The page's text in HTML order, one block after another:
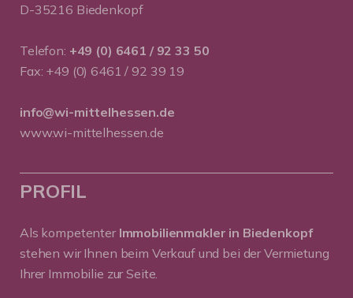
D-35216 Biedenkopf
Telefon: +49 (0) 6461 / 92 33 50
Fax: +49 (0) 6461 / 92 39 19
info@wi-mittelhessen.de
www.wi-mittelhessen.de
PROFIL
Als kompetenter Immobilienmakler in Biedenkopf
stehen wir Ihnen beim Verkauf und bei der Vermietung
Ihrer Immobilie zur Seite.